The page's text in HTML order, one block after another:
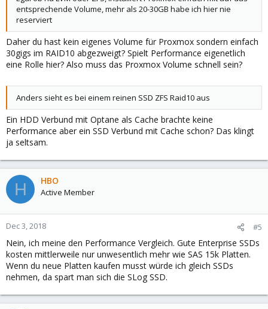
entsprechende Volume, mehr als 20-30GB habe ich hier nie
reserviert
Daher du hast kein eigenes Volume für Proxmox sondern einfach
30gigs im RAID10 abgezweigt? Spielt Performance eigenetlich
eine Rolle hier? Also muss das Proxmox Volume schnell sein?
Anders sieht es bei einem reinen SSD ZFS Raid10 aus
Ein HDD Verbund mit Optane als Cache brachte keine
Performance aber ein SSD Verbund mit Cache schon? Das klingt
ja seltsam.
H HBO
Active Member
Dec 3, 2018 #5
Nein, ich meine den Performance Vergleich. Gute Enterprise SSDs
kosten mittlerweile nur unwesentlich mehr wie SAS 15k Platten.
Wenn du neue Platten kaufen musst würde ich gleich SSDs
nehmen, da spart man sich die SLog SSD.